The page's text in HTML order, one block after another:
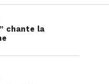
seul cas
entre
80.
chante la